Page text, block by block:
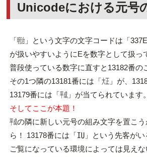
Unicodeにおける元号
「㍾」という文字の文字コードは「
が扱いやすいようにEを数字として扱っ
普段使っている数字に直すと13182番の
その1つ隣の13181番には「㍽」が、
13179番には「㍻」が当てられています。
そしてここが本題！
㍻の隣に新しい元号の組み文字を置こ
ら！ 13178番には「㍺」という先客がい
ご覧になっている環境によっては見え